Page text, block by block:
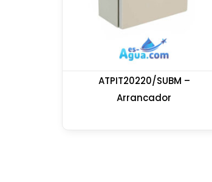
ATPIT20220/SUBM –
Arrancador